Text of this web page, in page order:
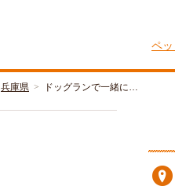
ペ
兵庫県 ドッグランで一緒に…